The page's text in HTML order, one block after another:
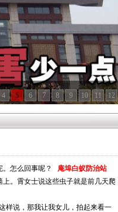
4 5 6 7 8 9 10 11 12
。怎么回事呢？ 庵埠白蚁防治站
。霄女士说这些虫子就是前几天爬
样说，那我让我女儿，拍起来看一